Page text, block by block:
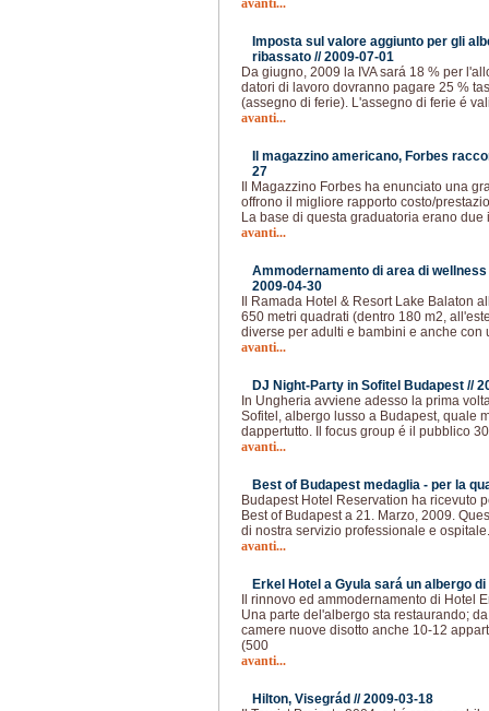
avanti...
Imposta sul valore aggiunto per gli
ribassato //2009-07-01
Da giugno, 2009 la IVA sará 18 % per
datori di lavoro dovranno pagare 25 %
(assegno di ferie). L'assegno di ferie é
avanti...
Il magazzino americano, Forbes
27
Il Magazzino Forbes ha enunciato una
offrono il migliore rapporto costo/
La base di questa graduatoria erano due
avanti...
Ammodernamento di area di
2009-04-30
Il Ramada Hotel & Resort Lake Balaton
650 metri quadrati (dentro 180 m2,
diverse per adulti e bambini e anche con
avanti...
DJ Night-Party in Sofitel Budapest //
In Ungheria avviene adesso la prima
Sofitel, albergo lusso a Budapest, quale
dappertutto. Il focus group é il pubblico
avanti...
Best of Budapest medaglia - per la
Budapest Hotel Reservation ha ricevuto
Best of Budapest a 21. Marzo, 2009.
di nostra servizio professionale e
avanti...
Erkel Hotel a Gyula sará un albergo
Il rinnovo ed ammodernamento di Hotel
Una parte del'albergo sta restaurando;
camere nuove disotto anche 10-12
(500
avanti...
Hilton, Visegrád //2009-03-18